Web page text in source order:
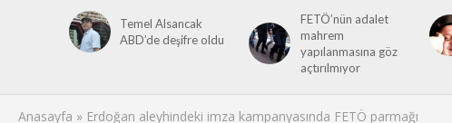
Temel Alsancak
ABD’de deşifre oldu
FETÖ’nün adalet
mahrem
yapılanmasına göz
açtırılmıyor
Anasayfa » Erdoğan aleyhindeki imza kampanyasında FETÖ parmağı